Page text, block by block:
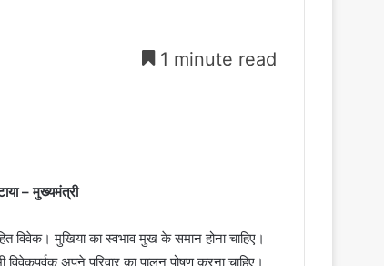
1 minute read
– मुख्यमंत्री
मुखिया का स्वभाव मुख के समान होना चाहिए।
अपने परिवार का पालन पोषण करना चाहिए।